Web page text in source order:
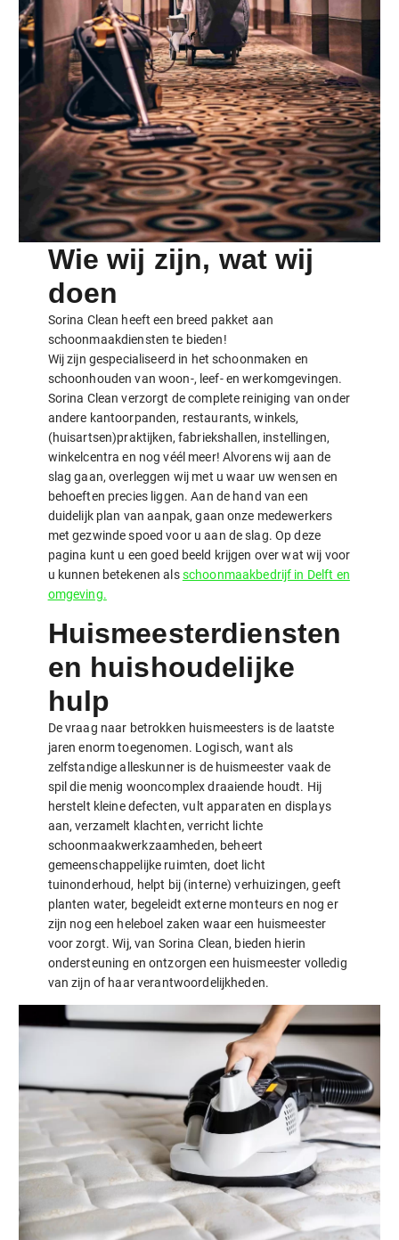
Wie wij zijn, wat wij
doen
Sorina Clean heeft een breed pakket aan
schoonmaakdiensten te bieden!
Wij zijn gespecialiseerd in het schoonmaken en
schoonhouden van woon-, leef- en werkomgevingen.
Sorina Clean verzorgt de complete reiniging van onder
andere kantoorpanden, restaurants, winkels,
(huisartsen)praktijken, fabriekshallen, instellingen,
winkelcentra en nog véél meer! Alvorens wij aan de
slag gaan, overleggen wij met u waar uw wensen en
behoeften precies liggen. Aan de hand van een
duidelijk plan van aanpak, gaan onze medewerkers
met gezwinde spoed voor u aan de slag. Op deze
pagina kunt u een goed beeld krijgen over wat wij voor
u kunnen betekenen alsschoonmaakbedrijf in Delft en
omgeving.
Huismeesterdiensten
en huishoudelijke
hulp
De vraag naar betrokken huismeesters is de laatste
jaren enorm toegenomen. Logisch, want als
zelfstandige alleskunner is de huismeester vaak de
spil die menig wooncomplex draaiende houdt. Hij
herstelt kleine defecten, vult apparaten en displays
aan, verzamelt klachten, verricht lichte
schoonmaakwerkzaamheden, beheert
gemeenschappelijke ruimten, doet licht
tuinonderhoud, helpt bij (interne) verhuizingen, geeft
planten water, begeleidt externe monteurs en nog er
zijn nog een heleboel zaken waar een huismeester
voor zorgt. Wij, van Sorina Clean, bieden hierin
ondersteuning en ontzorgen een huismeester volledig
van zijn of haar verantwoordelijkheden.